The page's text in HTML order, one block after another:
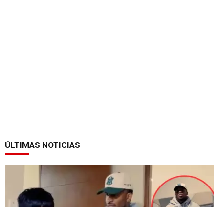
ÚLTIMAS NOTICIAS